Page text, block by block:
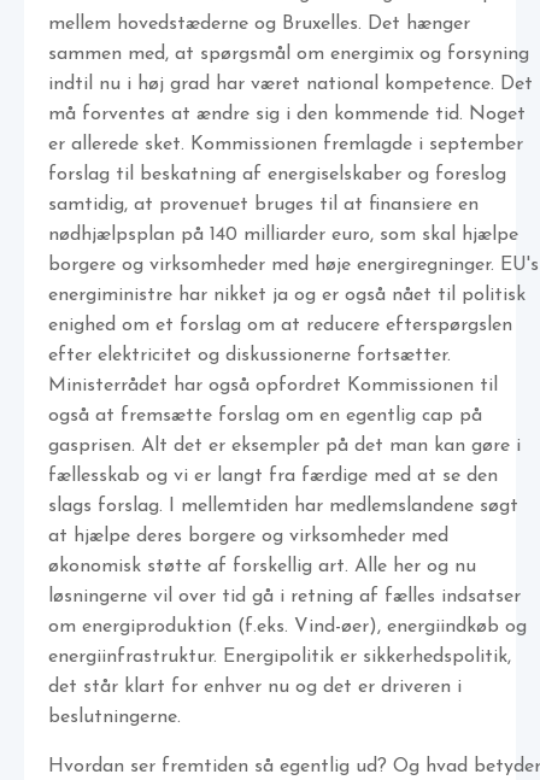
mellem hovedstæderne og Bruxelles. Det hænger
sammen med, at spørgsmål om energimix og forsyning
indtil nu i høj grad har været national kompetence. Det
må forventes at ændre sig i den kommende tid. Noget
er allerede sket. Kommissionen fremlagde i september
forslag til beskatning af energiselskaber og foreslog
samtidig, at provenuet bruges til at finansiere en
nødhjælpsplan på 140 milliarder euro, som skal hjælpe
borgere og virksomheder med høje energiregninger. EU's
energiministre har nikket ja og er også nået til politisk
enighed om et forslag om at reducere efterspørgslen
efter elektricitet og diskussionerne fortsætter.
Ministerrådet har også opfordret Kommissionen til
også at fremsætte forslag om en egentlig cap på
gasprisen. Alt det er eksempler på det man kan gøre i
fællesskab og vi er langt fra færdige med at se den
slags forslag. I mellemtiden har medlemslandene søgt
at hjælpe deres borgere og virksomheder med
økonomisk støtte af forskellig art. Alle her og nu
løsningerne vil over tid gå i retning af fælles indsatser
om energiproduktion (f.eks. Vind-øer), energiindkøb og
energiinfrastruktur. Energipolitik er sikkerhedspolitik,
det står klart for enhver nu og det er driveren i
beslutningerne.
Hvordan ser fremtiden så egentlig ud? Og hvad betyder